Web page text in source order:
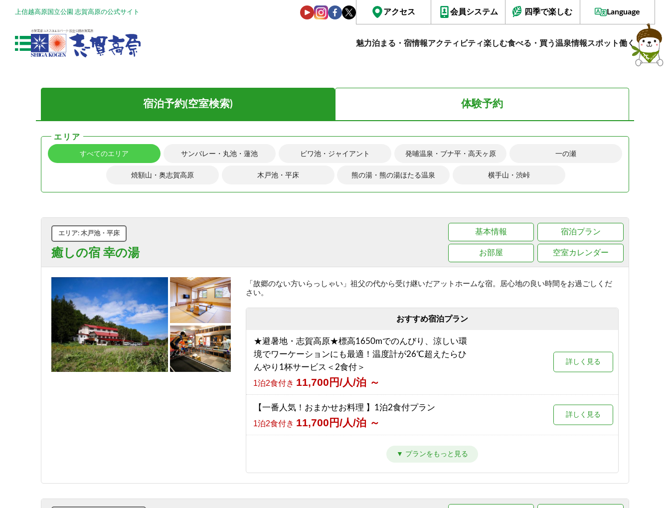
上信越高原国立公園 志賀高原の公式サイト アクセス 会員システム 四季で楽しむ Language
魅力泊まる・宿情報アクティビティ楽しむ食べる・買う温泉情報スポット働く
宿泊予約(空室検索) 体験予約
エリア
すべてのエリア サンバレー・丸池・蓮池 ビワ池・ジャイアント 発哺温泉・ブナ平・高天ヶ原 一の瀬
焼額山・奥志賀高原 木戸池・平床 熊の湯・熊の湯ほたる温泉 横手山・渋峠
癒しの宿 幸の湯
エリア: 木戸池・平床
「故郷のない方いらっしゃい」祖父の代から受け継いだアットホームな宿。居心地の良い時間をお過ごしくだ
さい。
基本情報 宿泊プラン
お部屋 空室カレンダー
おすすめ宿泊プラン
★避暑地・志賀高原★標高1650mでのんびり、涼しい環
境でワーケーションにも最適！温度計が26℃超えたらひ
んやり1杯サービス＜2食付＞
詳しく見る
1泊2食付き 11,700円/人/泊 ～
【一番人気！おまかせお料理 】1泊2食付プラン
詳しく見る
1泊2食付き 11,700円/人/泊 ～